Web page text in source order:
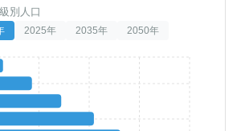
別人口
2025年 2035年 2050年